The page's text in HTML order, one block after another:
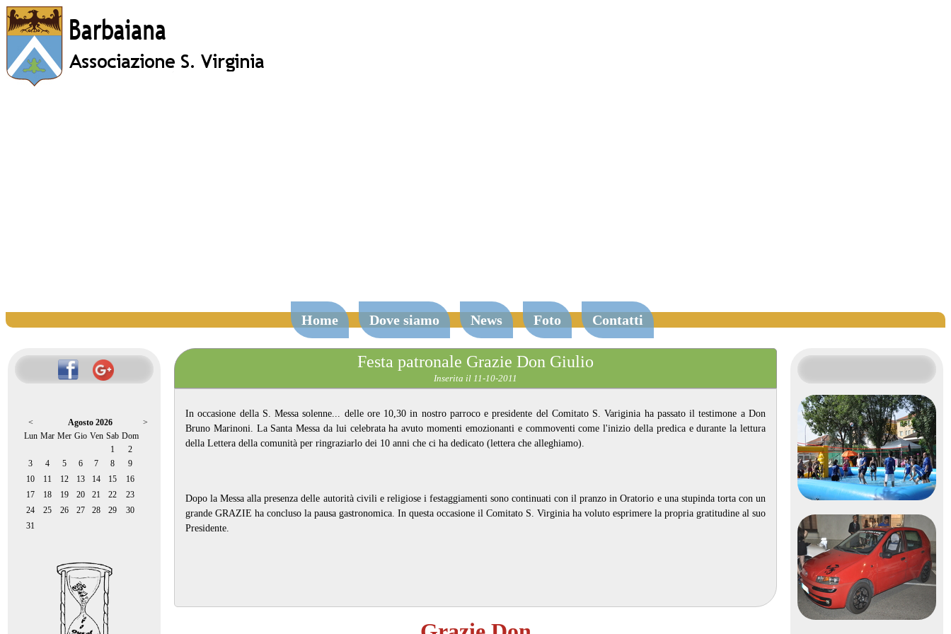
Home Dove siamo News Foto Contatti
< Agosto 2026
>
Lun Mar Mer Gio Ven Sab Dom
1
2
3
4 5 6 7 8
9
10
11 12 13 14 15
16
17
18 19 20 21 22
23
24
25 26 27 28 29
30
31
Festa patronale Grazie Don Giulio
Inserita il 11-10-2011
In occasione della S. Messa solenne... delle ore 10,30 in nostro parroco e presidente del Comitato S. Variginia ha passato il testimone a Don
Bruno Marinoni. La Santa Messa da lui celebrata ha avuto momenti emozionanti e commoventi come l'inizio della predica e durante la lettura
della Lettera della comunità per ringraziarlo dei 10 anni che ci ha dedicato (lettera che alleghiamo).
Dopo la Messa alla presenza delle autorità civili e religiose i festaggiamenti sono continuati con il pranzo in Oratorio e una stupinda torta con un
grande GRAZIE ha concluso la pausa gastronomica. In questa occasione il Comitato S. Virginia ha voluto esprimere la propria gratitudine al suo
Presidente.